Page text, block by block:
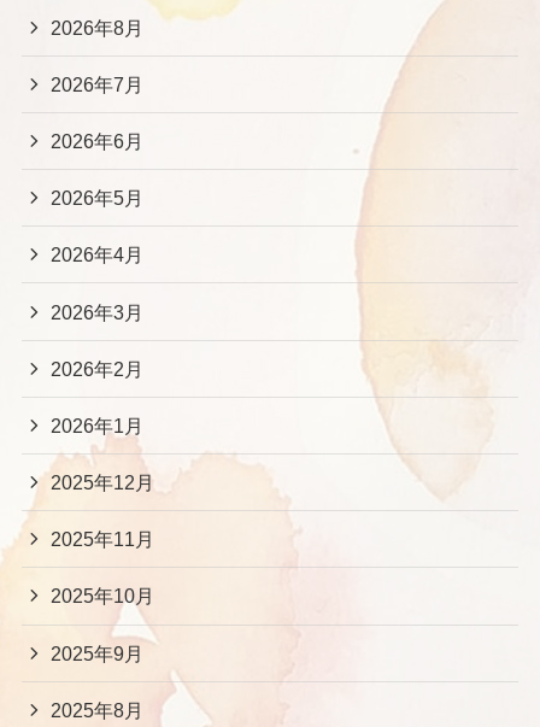
2026年8月
2026年7月
2026年6月
2026年5月
2026年4月
2026年3月
2026年2月
2026年1月
2025年12月
2025年11月
2025年10月
2025年9月
2025年8月